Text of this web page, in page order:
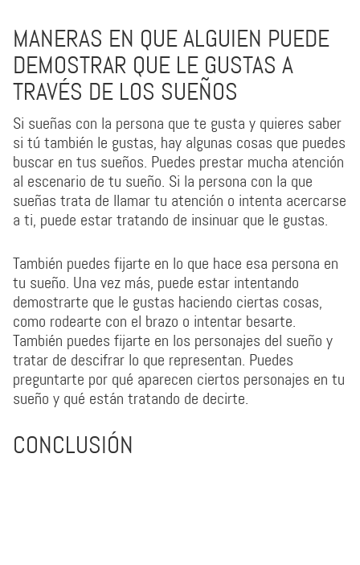
MANERAS EN QUE ALGUIEN PUEDE
DEMOSTRAR QUE LE GUSTAS A
TRAVÉS DE LOS SUEÑOS
Si sueñas con la persona que te gusta y quieres saber
si tú también le gustas, hay algunas cosas que puedes
buscar en tus sueños. Puedes prestar mucha atención
al escenario de tu sueño. Si la persona con la que
sueñas trata de llamar tu atención o intenta acercarse
a ti, puede estar tratando de insinuar que le gustas.
También puedes fijarte en lo que hace esa persona en
tu sueño. Una vez más, puede estar intentando
demostrarte que le gustas haciendo ciertas cosas,
como rodearte con el brazo o intentar besarte.
También puedes fijarte en los personajes del sueño y
tratar de descifrar lo que representan. Puedes
preguntarte por qué aparecen ciertos personajes en tu
sueño y qué están tratando de decirte.
CONCLUSIÓN